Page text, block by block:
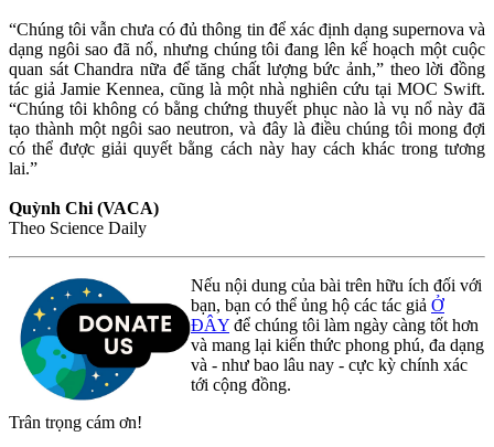
“Chúng tôi vẫn chưa có đủ thông tin để xác định dạng supernova và
dạng ngôi sao đã nổ, nhưng chúng tôi đang lên kế hoạch một cuộc
quan sát Chandra nữa để tăng chất lượng bức ảnh,” theo lời đồng
tác giả Jamie Kennea, cũng là một nhà nghiên cứu tại MOC Swift.
“Chúng tôi không có bằng chứng thuyết phục nào là vụ nổ này đã
tạo thành một ngôi sao neutron, và đây là điều chúng tôi mong đợi
có thể được giải quyết bằng cách này hay cách khác trong tương
lai.”
Quỳnh Chi (VACA)
Theo Science Daily
Nếu nội dung của bài trên hữu ích đối với
bạn, bạn có thể ủng hộ các tác giả Ở
ĐÂY để chúng tôi làm ngày càng tốt hơn
và mang lại kiến thức phong phú, đa dạng
và - như bao lâu nay - cực kỳ chính xác
tới cộng đồng.
Trân trọng cám ơn!